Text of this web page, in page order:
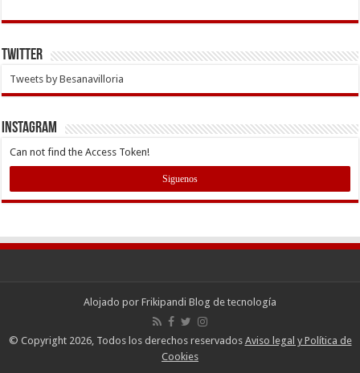
Twitter
Tweets by Besanavilloria
INSTAGRAM
Can not find the Access Token!
Siguenos
Alojado por Frikipandi Blog de tecnología
© Copyright 2026, Todos los derechos reservados Aviso legal y Política de
Cookies